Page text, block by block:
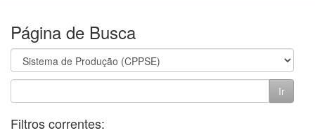
Página de Busca
Filtros correntes: